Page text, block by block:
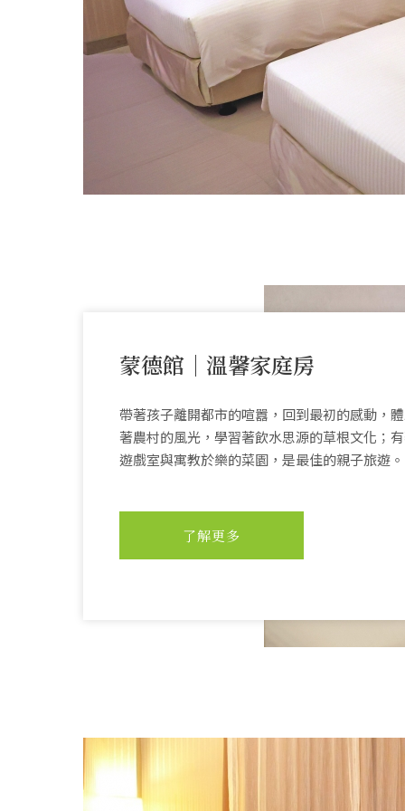
蒙德館｜溫馨家庭房
帶著孩子離開都市的喧囂，回到最初的感動，
著農村的風光，學習著飲水思源的草根文化；
遊戲室與寓教於樂的菜園，是最佳的親子旅遊。
了解更多